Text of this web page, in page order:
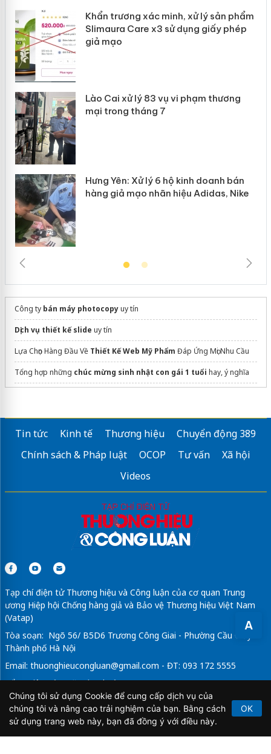
A
Khẩn trương xác minh, xử lý sản phẩm
Slimaura Care x3 sử dụng giấy phép
giả mạo
Lào Cai xử lý 83 vụ vi phạm thương
mại trong tháng 7
Hưng Yên: Xử lý 6 hộ kinh doanh bán
hàng giả mạo nhãn hiệu Adidas, Nike
Công ty bán máy photocopyuy tín
Dịch vụ thiết kế slide uy tín
Lựa Chọn Hàng Đầu Về Thiết Kế Web Mỹ Phẩm Đáp Ứng Mọi Nhu Cầu
Tổng hợp những chúc mừng sinh nhật con gái 1 tuổi hay, ý nghĩa
Tin tức Kinh tế Thương hiệu
Chuyển động 389
Chính sách & Pháp luật
OCOP Tư vấn
Xã hội
Videos
Tạp chí điện tử Thương hiệu và Công luận của cơ quan Trung
ương Hiệp hội Chống hàng giả và Bảo vệ Thương hiệu Việt Nam
(Vatap)
Tòa soạn: Ngõ 56/ B5D6 Trương Công Giai - Phường Cầu Giấy -
Thành phố Hà Nội
Email: thuonghieucongluan@gmail.com - ĐT: 093 172 5555
Tổng Biên Tập: Vũ Đức Thuận
Giấy phép hoạt động báo chí điện tử số 64/GP-BTTTT do Bộ
Thông tin và Truyền thông cấp ngày 21/2/2020.
Chúng tôi sử dụng Cookie để cung cấp dịch vụ của
chúng tôi và nâng cao trải nghiệm của bạn. Bằng cách
sử dụng trang web này, bạn đã đồng ý với điều này.
OK